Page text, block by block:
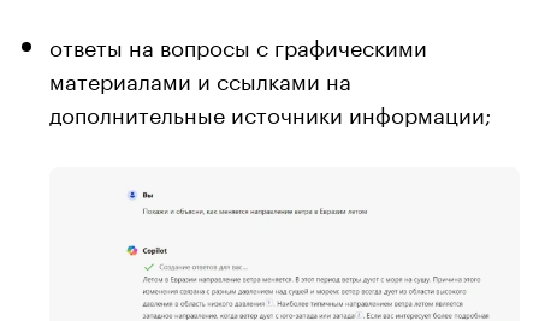
ответы на вопросы с графическими
материалами и ссылками на
дополнительные источники информации;